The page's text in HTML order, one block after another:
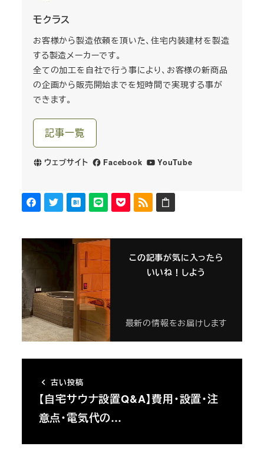
モクラス
お客様から製造依頼を頂いた、住宅内装建材を製造
する製造メーカーです。
全ての加工を自社で行う事により、お客様の新商品
の企画から販売開始までを短時間で実現する事が
できます。
記事一覧
ウェブサイト Facebook YouTube
この記事が気に入ったら
いいね！しよう
最新の情報をお届けします
古い投稿
【自宅サウナ設置Q&A】費用・設置・注
意点・電気代の…